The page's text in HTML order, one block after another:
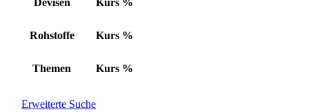
Devisen Kurs %
Rohstoffe Kurs %
Themen Kurs %
Erweiterte Suche